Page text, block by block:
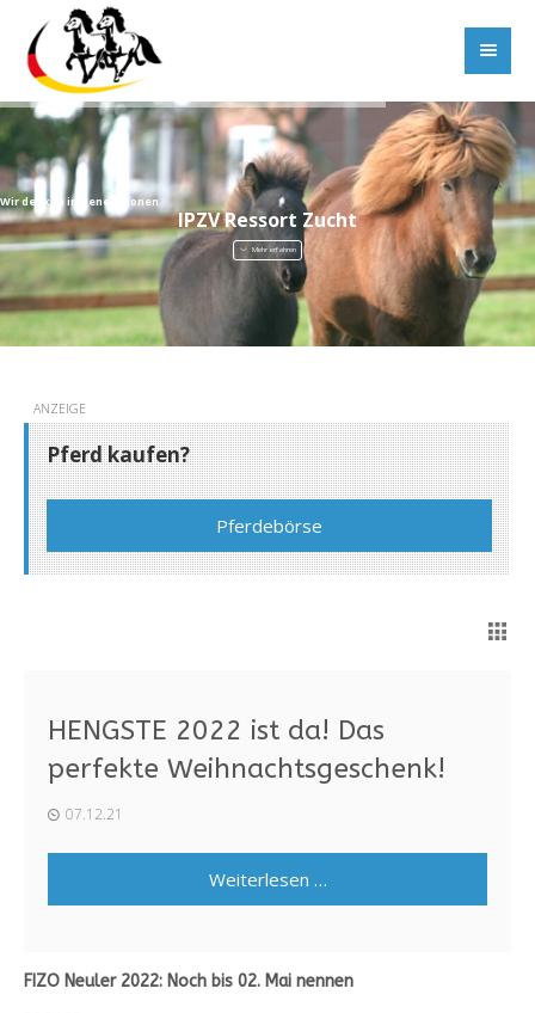
IPZV Ressort Zucht
Wir denken in Generationen
Mehr erfahren
ANZEIGE
Pferd kaufen?
Pferdebörse
HENGSTE 2022 ist da! Das
perfekte Weihnachtsgeschenk!
07.12.21
Weiterlesen …
FIZO Neuler 2022: Noch bis 02. Mai nennen